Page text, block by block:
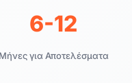
6-12
Μήνες για Αποτελέσματα